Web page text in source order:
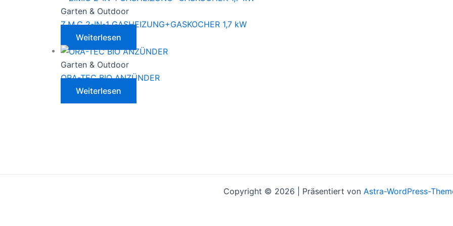
Garten & Outdoor
Z.M.C 2-IN-1 GASHEIZUNG+GASKOCHER 1,7 kW
Weiterlesen
Garten & Outdoor
ORA-TEC BIO ANZÜNDER
Weiterlesen
Copyright © 2026 | Präsentiert von Astra-WordPress-